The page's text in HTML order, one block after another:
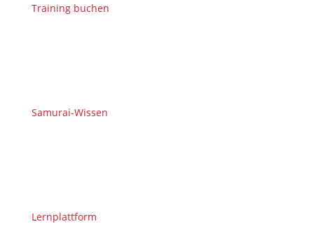
Training buchen
Samurai-Wissen
Lernplattform